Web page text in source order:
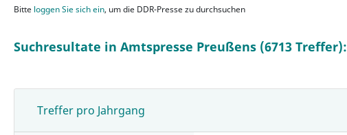
Bitte loggen Sie sich ein, um die DDR-Presse zu durchsuchen
Suchresultate in Amtspresse Preußens (6713 Treffer):
Treffer pro Jahrgang